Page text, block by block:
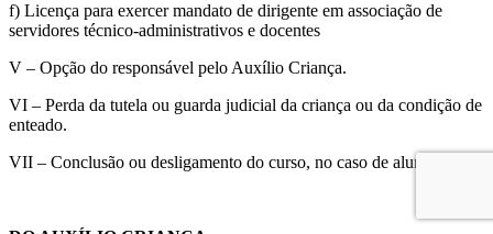
f) Licença para exercer mandato de dirigente em associação de
servidores técnico-administrativos e docentes
V – Opção do responsável pelo Auxílio Criança.
VI – Perda da tutela ou guarda judicial da criança ou da condição de
enteado.
VII – Conclusão ou desligamento do curso, no caso de aluna.